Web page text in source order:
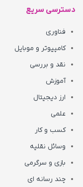
دسترسی سریع
فناوری
کامپیوتر و موبایل
نقد و بررسی
آموزش
ارز دیجیتال
علمی
کسب و کار
وسائل نقلیه
بازی و سرگرمی
چند رسانه ای